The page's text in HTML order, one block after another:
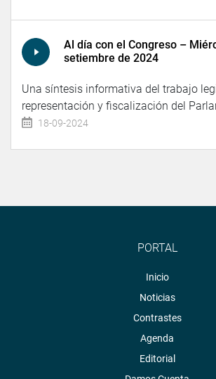
Al día con el Congreso –
setiembre de 2024
Una síntesis informativa del trabajo
representación y fiscalización del
18-09-2024
PORTAL
Inicio
Noticias
Contrastes
Agenda
Editorial